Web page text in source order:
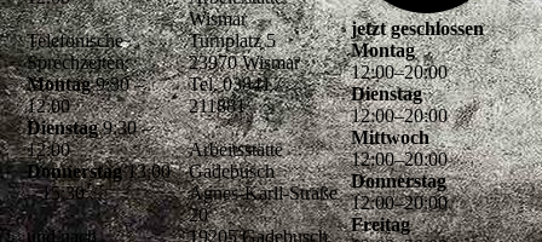
Telefonische
Sprechzeiten:
Montag9:30 –
12:00
Dienstag9:30 –
12:00
Donnerstag13:00
– 15:30
und nach
Wismar
Turnplatz 5
23970 Wismar
Tel. 03841 /
211881
Arbeitsstätte
Gadebusch
Agnes-Karll-Straße
20
19205 Gadebusch
jetzt geschlossen
Montag
12:00–20:00
Dienstag
12:00–20:00
Mittwoch
12:00–20:00
Donnerstag
12:00–20:00
Freitag